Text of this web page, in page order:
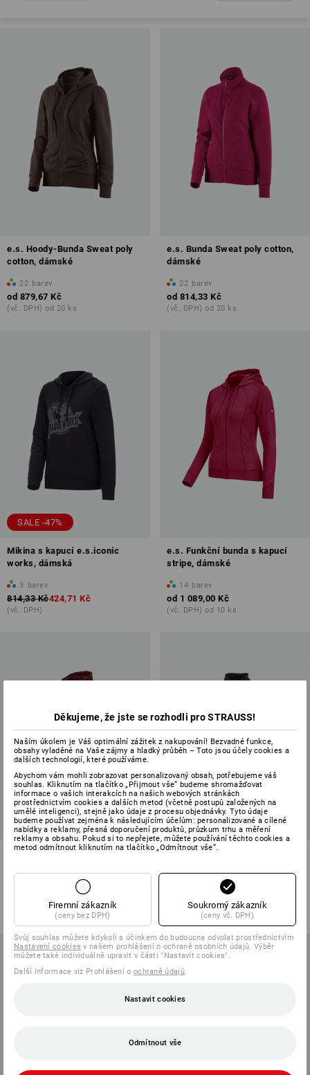
e.s. Hoody-Bunda Sweat poly
cotton, dámské
22 barev
od 879,67 Kč
(vč. DPH) od 20 ks
e.s. Bunda Sweat poly cotton,
dámské
22 barev
od 814,33 Kč
(vč. DPH) od 20 ks
SALE -47%
Mikina s kapucí e.s.iconic
works, dámská
3 barev
814,33 Kč424,71 Kč
(vč. DPH)
e.s. Funkční bunda s kapucí
stripe, dámské
14 barev
od 1 089,00 Kč
(vč. DPH) od 10 ks
e.s. Mikina s kapucí oversize
716,32 Kč
(vč. DPH) od 10 ks
e.s. Funkční mikina na zip
1 402,39 Kč
(vč. DPH) od 10 ks
Děkujeme, že jste se rozhodli pro STRAUSS!
Naším úkolem je Váš optimální zážitek z nakupování! Bezvadné funkce,
obsahy vyladěné na Vaše zájmy a hladký průběh – Toto jsou účely cookies a
dalších technologií, které používáme.
Abychom vám mohli zobrazovat personalizovaný obsah, potřebujeme váš
souhlas. Kliknutím na tlačítko „Přijmout vše“ budeme shromažďovat
informace o vašich interakcích na našich webových stránkách
prostřednictvím cookies a dalších metod (včetně postupů založených na
umělé inteligenci), stejně jako údaje z procesu objednávky. Tyto údaje
budeme používat zejména k následujícím účelům: personalizované a cílené
nabídky a reklamy, přesná doporučení produktů, průzkum trhu a měření
reklamy a obsahu. Pokud si to nepřejete, můžete používání těchto cookies a
metod odmítnout kliknutím na tlačítko „Odmítnout vše“.
Firemní zákazník
(ceny bez DPH)
Soukromý zákazník
(ceny vč. DPH)
Svůj souhlas můžete kdykoli s účinkem do budoucna odvolat prostřednictvím
Nastavení cookies v našem prohlášení o ochraně osobních údajů. Výběr
můžete také individuálně upravit v části "Nastavit cookies".
Další informace viz Prohlášení o ochraně údajů.
Nastavit cookies
Odmítnout vše